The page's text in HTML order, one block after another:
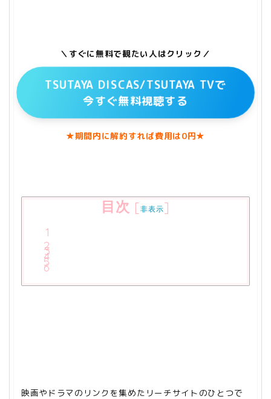
＼すぐに無料で観たい人はクリック／
TSUTAYA DISCAS/TSUTAYA TVで
今すぐ無料視聴する
★期間内に解約すれば費用は0円★
目次 [非表示]
映画やドラマのリンクを集めたリーチサイトのひとつで